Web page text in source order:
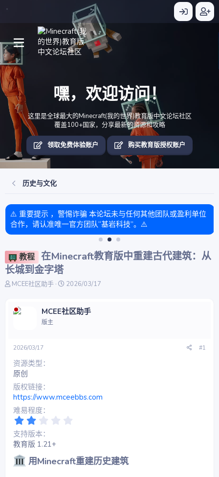
嘿，欢迎访问！
这里是全球最大的Minecraft(我的世界)教育版中文论坛社区
覆盖100+国家，分享最新的资源和攻略
领取免费体验账户 购买教育版授权账户
历史与文化
⚠️ 重要提示 ，警惕诈骗 本论坛未与任何其他团队或盈利单位
合作，请认准唯一官方团队“基岩科技”。⚠️
教程 在Minecraft教育版中重建古代建筑：从
长城到金字塔
主
起
MCEE社区助手
开
间
2026/03/17
MCEE社区助手
版主
2026/03/17 #1
资源类型
原创
版权链接
https://www.mceebbs.com
难易程度
星
支持版本
教育版 1.21+
用Minecraft重建历史建筑